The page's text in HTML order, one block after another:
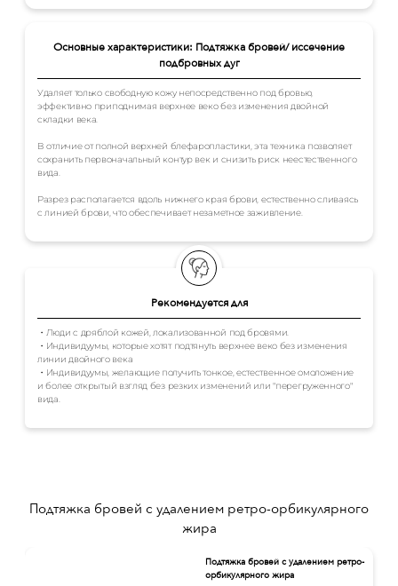
Рекомендуется для
・Люди с дряблой кожей, локализованной под бровями.
・Индивидуумы, которые хотят подтянуть верхнее веко без изменения
линии двойного века
・Индивидуумы, желающие получить тонкое, естественное омоложение
и более открытый взгляд без резких изменений или "перегруженного"
вида.
Основные характеристики: Подтяжка бровей/ иссечение
подбровных дуг
Удаляет только свободную кожу непосредственно под бровью,
эффективно приподнимая верхнее веко без изменения двойной
складки века.
В отличие от полной верхней блефаропластики, эта техника позволяет
сохранить первоначальный контур век и снизить риск неестественного
вида.
Разрез располагается вдоль нижнего края брови, естественно сливаясь
с линией брови, что обеспечивает незаметное заживление.
Подтяжка бровей с удалением ретро-орбикулярного
жира
Подтяжка бровей с удалением ретро-
орбикулярного жира